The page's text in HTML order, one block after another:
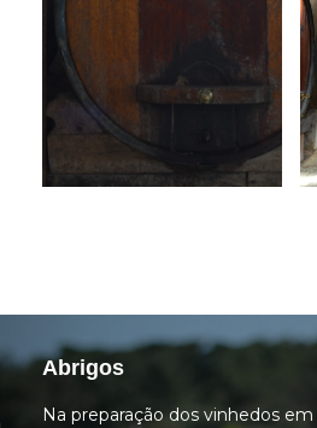
Abrigos
Na preparação dos vinhedos